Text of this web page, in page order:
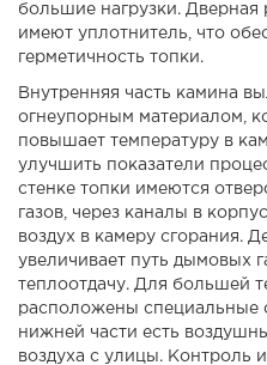
большие нагрузки. Дверная
имеют уплотнитель, что
герметичность топки.
Внутренняя часть камина
огнеупорным материалом,
повышает температуру в
улучшить показатели
стенке топки имеются
газов, через каналы в
воздух в камеру сгорания.
увеличивает путь дымовых
теплоотдачу. Для большей
расположены специальные
нижней части есть
воздуха с улицы. Контроль